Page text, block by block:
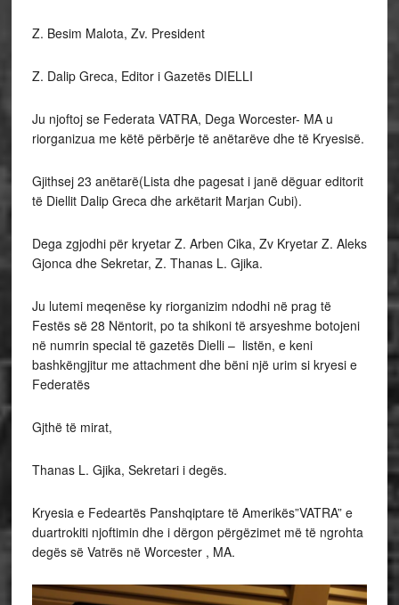
Z. Besim Malota, Zv. President
Z. Dalip Greca, Editor i Gazetës DIELLI
Ju njoftoj se Federata VATRA, Dega Worcester- MA u
riorganizua me këtë përbërje të anëtarëve dhe të Kryesisë.
Gjithsej 23 anëtarë(Lista dhe pagesat i janë dëguar editorit
të Diellit Dalip Greca dhe arkëtarit Marjan Cubi).
Dega zgjodhi për kryetar Z. Arben Cika, Zv Kryetar Z. Aleks
Gjonca dhe Sekretar, Z. Thanas L. Gjika.
Ju lutemi meqenëse ky riorganizim ndodhi në prag të
Festës së 28 Nëntorit, po ta shikoni të arsyeshme botojeni
në numrin special të gazetës Dielli – listën, e keni
bashkëngjitur me attachment dhe bëni një urim si kryesi e
Federatës
Gjthë të mirat,
Thanas L. Gjika, Sekretari i degës.
Kryesia e Fedeartës Panshqiptare të Amerikës”VATRA” e
duartrokiti njoftimin dhe i dërgon përgëzimet më të ngrohta
degës së Vatrës në Worcester , MA.